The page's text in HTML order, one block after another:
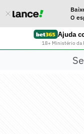
O
Ajuda
18+ Ministério da